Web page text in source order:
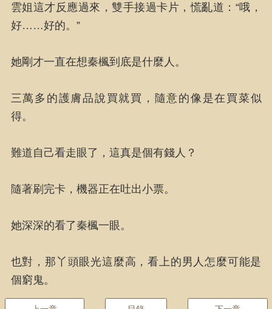
雲姐這才反應過來，雙手接過卡片，慌亂道：“哦，
好……好的。”
她剛才一直在想秦楓到底是什麼人。
三萬多的護膚品說買就買，隨意的像是在買菜似
得。
難道自己看走眼了，這真是個有錢人？
隨著刷完卡，機器正在吐出小票。
她深深的看了秦楓一眼。
也對，那丫頭眼光這麼高，看上的男人怎麼可能是
個窮鬼。